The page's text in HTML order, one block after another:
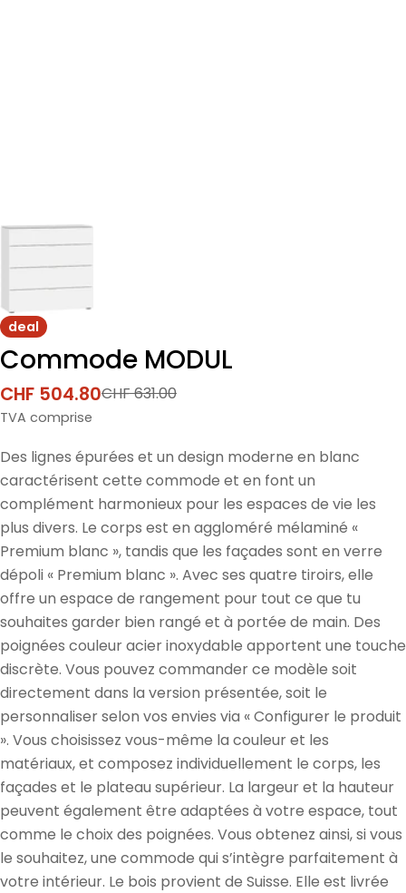
deal
Commode MODUL
Prix
de
CHF 504.80
Prix
normal
CHF 631.00
TVA comprise
Des lignes épurées et un design moderne en blanc
caractérisent cette commode et en font un
complément harmonieux pour les espaces de vie les
plus divers. Le corps est en aggloméré mélaminé «
Premium blanc », tandis que les façades sont en verre
dépoli « Premium blanc ». Avec ses quatre tiroirs, elle
offre un espace de rangement pour tout ce que tu
souhaites garder bien rangé et à portée de main. Des
poignées couleur acier inoxydable apportent une touche
discrète. Vous pouvez commander ce modèle soit
directement dans la version présentée, soit le
personnaliser selon vos envies via « Configurer le produit
». Vous choisissez vous-même la couleur et les
matériaux, et composez individuellement le corps, les
façades et le plateau supérieur. La largeur et la hauteur
peuvent également être adaptées à votre espace, tout
comme le choix des poignées. Vous obtenez ainsi, si vous
le souhaitez, une commode qui s’intègre parfaitement à
votre intérieur. Le bois provient de Suisse. Elle est livrée